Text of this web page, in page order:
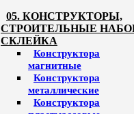
05. КОНСТРУКТОРЫ,
СТРОИТЕЛЬНЫЕ
СКЛЕЙКА
Конструктора
магнитные
Конструктора
металлические
Конструктора